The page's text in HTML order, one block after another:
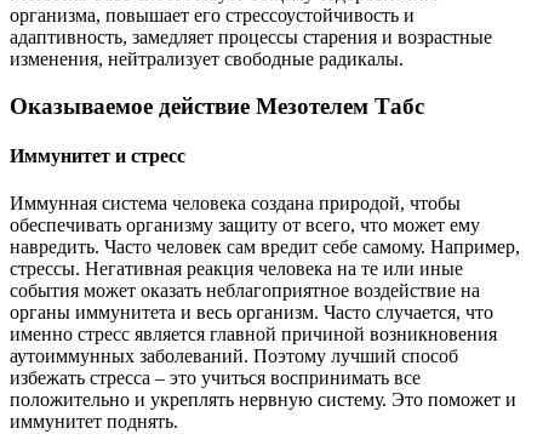
организма, повышает его стрессоустойчивость и
адаптивность, замедляет процессы старения и возрастные
изменения, нейтрализует свободные радикалы.
Оказываемое действие Мезотелем Табс
Иммунитет и стресс
Иммунная система человека создана природой, чтобы
обеспечивать организму защиту от всего, что может ему
навредить. Часто человек сам вредит себе самому. Например,
стрессы. Негативная реакция человека на те или иные
события может оказать неблагоприятное воздействие на
органы иммунитета и весь организм. Часто случается, что
именно стресс является главной причиной возникновения
аутоиммунных заболеваний. Поэтому лучший способ
избежать стресса – это учиться воспринимать все
положительно и укреплять нервную систему. Это поможет и
иммунитет поднять.